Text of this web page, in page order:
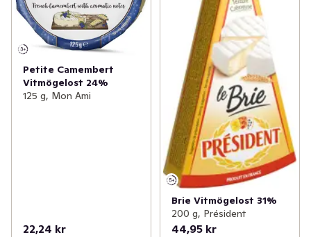
Petite Camembert
Vitmögelost 24%
125 g, Mon Ami
22,24 kr
Brie Vitmögelost 31%
200 g, Président
44,95 kr